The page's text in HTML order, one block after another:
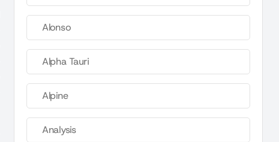
Alonso
Alpha Tauri
Alpine
Analysis